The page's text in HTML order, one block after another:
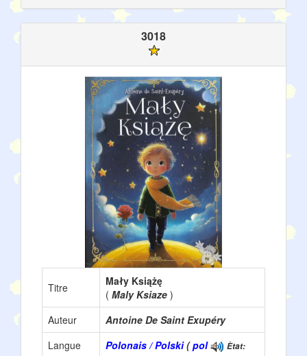
3018
Titre
Mały Książę
( Maly Ksiaze )
Auteur
Antoine De Saint Exupéry
Langue
Polonais / Polski(pol
Ètat: